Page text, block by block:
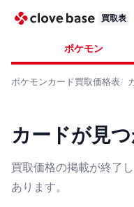
買取表
ポケモン
ポケモンカード買取価格表
カードが見
買取価格の掲載が終了
あります。